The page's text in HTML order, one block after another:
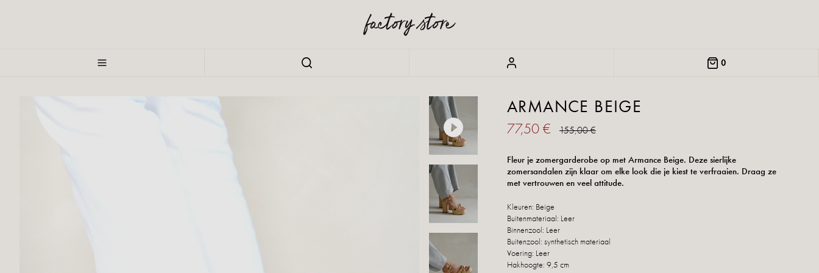
0
ARMANCE BEIGE
77,50 € 155,00 €
Fleur je zomergarderobe op met Armance Beige. Deze sierlijke
zomersandalen zijn klaar om elke look die je kiest te verfraaien. Draag ze
met vertrouwen en veel attitude.
Kleuren: Beige
Buitenmateriaal: Leer
Binnenzool: Leer
Buitenzool: synthetisch materiaal
Voering: Leer
Hakhoogte: 9,5 cm